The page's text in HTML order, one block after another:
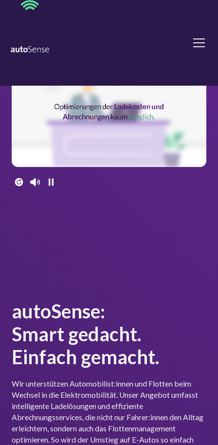
autoSense:
Smart gedacht.
Einfach gemacht.
Wir unterstützen Automobilist:innen und Flotten beim
Wechsel in die Elektromobilität. Unser Angebot umfasst
intelligente Ladelösungen und effiziente
Abrechnungsservices, die nicht nur Fahrer:innen den Alltag
erleichtern, sondern auch das Flottenmanagement
optimieren. So wird der Umstieg auf E-Autos so einfach